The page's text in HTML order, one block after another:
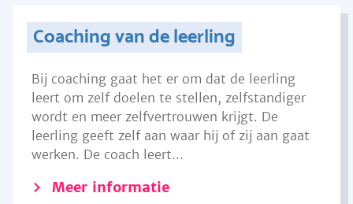
Coaching van de leerling
Bij coaching gaat het er om dat de leerling
leert om zelf doelen te stellen, zelfstandiger
wordt en meer zelfvertrouwen krijgt. De
leerling geeft zelf aan waar hij of zij aan gaat
werken. De coach leert...
Meer informatie